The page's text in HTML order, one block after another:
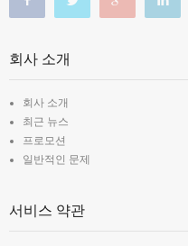
회사 소개
회사 소개
최근 뉴스
프로모션
일반적인 문제
서비스 약관